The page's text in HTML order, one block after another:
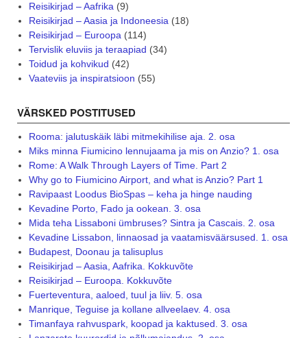
Reisikirjad – Aafrika(9)
Reisikirjad – Aasia ja Indoneesia(18)
Reisikirjad – Euroopa(114)
Tervislik eluviis ja teraapiad (34)
Toidud ja kohvikud (42)
Vaateviis ja inspiratsioon (55)
VÄRSKED POSTITUSED
Rooma: jalutuskäik läbi mitmekihilise aja. 2. osa
Miks minna Fiumicino lennujaama ja mis on Anzio? 1. osa
Rome: A Walk Through Layers of Time. Part 2
Why go to Fiumicino Airport, and what is Anzio? Part 1
Ravipaast Loodus BioSpas – keha ja hinge nauding
Kevadine Porto, Fado ja ookean. 3. osa
Mida teha Lissaboni ümbruses? Sintra ja Cascais. 2. osa
Kevadine Lissabon, linnaosad ja vaatamisväärsused. 1. osa
Budapest, Doonau ja talisuplus
Reisikirjad – Aasia, Aafrika. Kokkuvõte
Reisikirjad – Euroopa. Kokkuvõte
Fuerteventura, aaloed, tuul ja liiv. 5. osa
Manrique, Teguise ja kollane allveelaev. 4. osa
Timanfaya rahvuspark, koopad ja kaktused. 3. osa